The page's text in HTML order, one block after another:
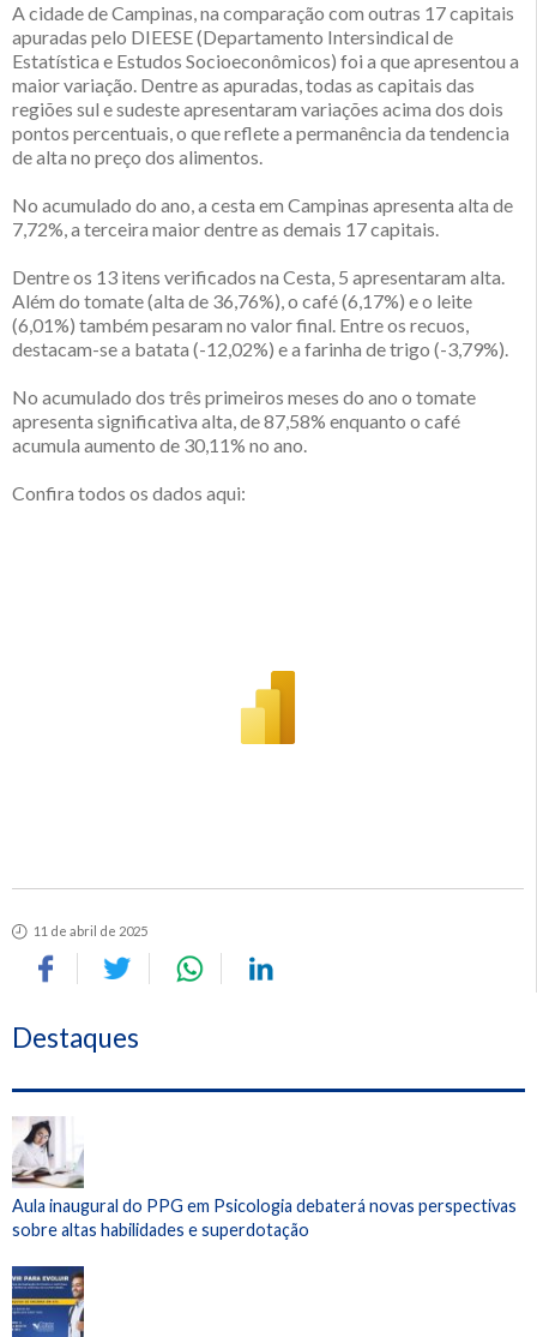
A cidade de Campinas, na comparação com outras 17 capitais
apuradas pelo DIEESE (Departamento Intersindical de
Estatística e Estudos Socioeconômicos) foi a que apresentou a
maior variação. Dentre as apuradas, todas as capitais das
regiões sul e sudeste apresentaram variações acima dos dois
pontos percentuais, o que reflete a permanência da tendencia
de alta no preço dos alimentos.
No acumulado do ano, a cesta em Campinas apresenta alta de
7,72%, a terceira maior dentre as demais 17 capitais.
Dentre os 13 itens verificados na Cesta, 5 apresentaram alta.
Além do tomate (alta de 36,76%), o café (6,17%) e o leite
(6,01%) também pesaram no valor final. Entre os recuos,
destacam-se a batata (-12,02%) e a farinha de trigo (-3,79%).
No acumulado dos três primeiros meses do ano o tomate
apresenta significativa alta, de 87,58% enquanto o café
acumula aumento de 30,11% no ano.
Confira todos os dados aqui:
11 de abril de 2025
Destaques
Aula inaugural do PPG em Psicologia debaterá novas perspectivas
sobre altas habilidades e superdotação